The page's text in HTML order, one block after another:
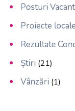
Posturi
Proiecte locale
Rezultate
Știri (21)
Vânzări (1)